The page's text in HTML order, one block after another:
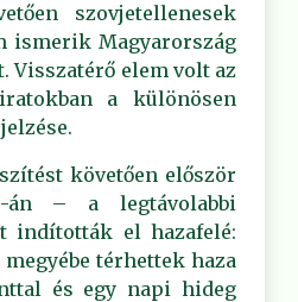
szovjetellenesek
ismerik Magyarország
Visszatérő elem volt az
a különösen
követően először
án – a legtávolabbi
indították el hazafelé:
megyébe térhettek haza
és egy napi hideg